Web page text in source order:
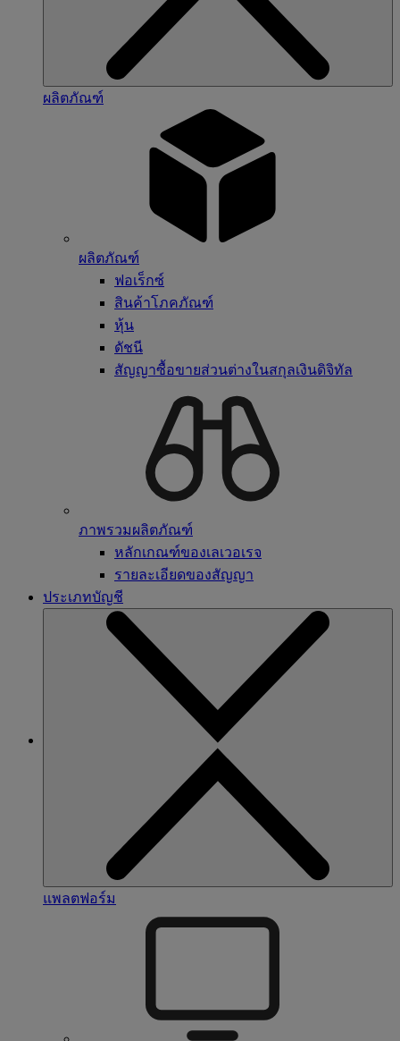
ผลิตภัณฑ์
ผลิตภัณฑ์
ฟอเร็กซ์
สินค้าโภคภัณฑ์
หุ้น
ดัชนี
สัญญาซื้อขายส่วนต่างในสกุลเงินดิจิทัล
ภาพรวมผลิตภัณฑ์
หลักเกณฑ์ของเลเวอเรจ
รายละเอียดของสัญญา
ประเภทบัญชี
แพลตฟอร์ม